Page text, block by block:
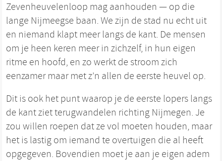
Zevenheuvelenloop mag aanhouden — op die
lange Nijmeegse baan. We zijn de stad nu echt uit
en niemand klapt meer langs de kant. De mensen
om je heen keren meer in zichzelf, in hun eigen
ritme en hoofd, en zo werkt de stroom zich
eenzamer maar met z’n allen de eerste heuvel op.
Dit is ook het punt waarop je de eerste lopers langs
de kant ziet terugwandelen richting Nijmegen. Je
zou willen roepen dat ze vol moeten houden, maar
het is lastig om iemand te overtuigen die al heeft
opgegeven. Bovendien moet je aan je eigen adem